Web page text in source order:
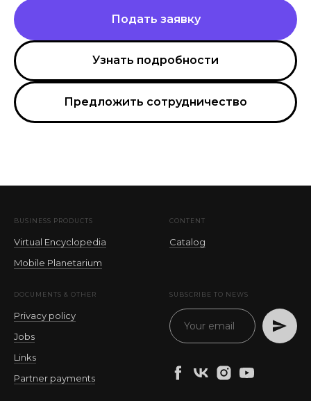
Подать заявку
Узнать подробности
Предложить сотрудничество
BUSINESS PRODUCTS
Virtual Encyclopedia
Mobile Planetarium
CONTENT
Catalog
DOCUMENTS & OTHER
Privacy policy
Jobs
Links
Partner payments
SUBSCRIBE TO NEWS